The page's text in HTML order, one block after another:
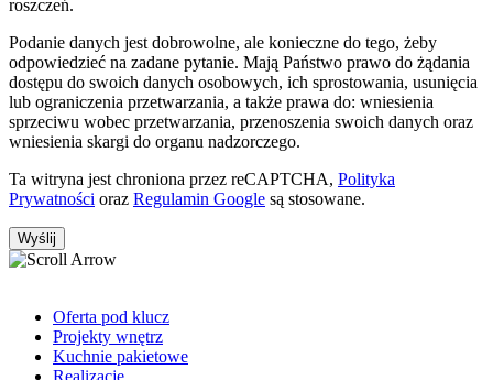
roszczeń.
Podanie danych jest dobrowolne, ale konieczne do tego, żeby
odpowiedzieć na zadane pytanie. Mają Państwo prawo do żądania
dostępu do swoich danych osobowych, ich sprostowania, usunięcia
lub ograniczenia przetwarzania, a także prawa do: wniesienia
sprzeciwu wobec przetwarzania, przenoszenia swoich danych oraz
wniesienia skargi do organu nadzorczego.
Ta witryna jest chroniona przez reCAPTCHA, Polityka
Prywatności oraz Regulamin Google są stosowane.
Oferta pod klucz
Projekty wnętrz
Kuchnie pakietowe
Realizacje